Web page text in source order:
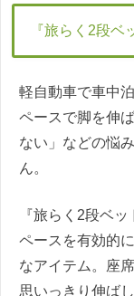
『旅らく2段ベ
軽自動車で車中
ペースで脚を伸
ない」などの悩
ん。
『旅らく2段ベ
ペースを有効的
なアイテム。座
思いっきり伸ば